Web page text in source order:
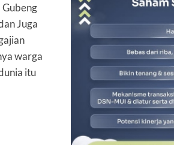
Juga
warga
itu